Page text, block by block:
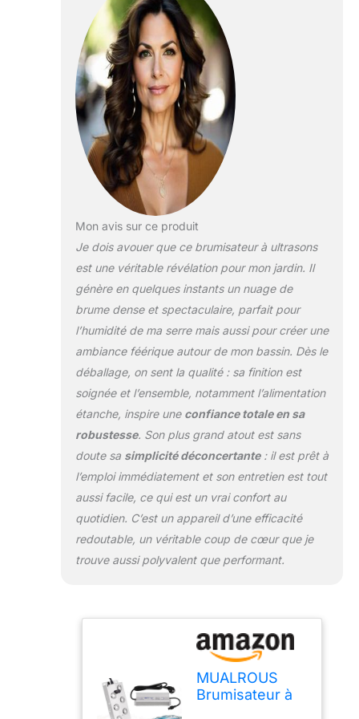
Pelouse
Décoration
d’Halloween
automatiquement
lorsqu’il n’y a pas
d’eau. La protection
contre les
températures
élevées au-dessus
de 55 °C ne permet
pas d’éviter les
dommages causés
par un travail à long
terme à des
températures
à se soucier du
danger potentiel
en toute sécurité
MATÉRIAU
PREMIUM : Le
refroidisseur à
intégré est fabriqué
en acier inoxydable
304 de haute
qualité, qui a un
dissipation de la
chaleur et une
durée de vie plus
longue. Nous
proposons 12
céramique
supplémentaires
l’emballage
PARAMÈTRES DU
BRUMISATEUR :
Nombre de noyaux
Mon avis sur ce produit
Je dois avouer que ce brumisateur à ultrasons
est une véritable révélation pour mon jardin. Il
génère en quelques instants un nuage de
brume dense et spectaculaire, parfait pour
l’humidité de ma serre mais aussi pour créer une
ambiance féérique autour de mon bassin. Dès le
déballage, on sent la qualité : sa finition est
soignée et l’ensemble, notamment l’alimentation
étanche, inspire une confiance totale en sa
robustesse. Son plus grand atout est sans
doute sa simplicité déconcertante: il est prêt à
l’emploi immédiatement et son entretien est tout
aussi facile, ce qui est un vrai confort au
quotidien. C’est un appareil d’une efficacité
redoutable, un véritable coup de cœur que je
trouve aussi polyvalent que performant.
MUALROUS
Brumisateur à